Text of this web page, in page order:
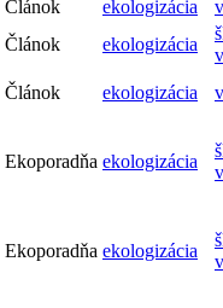
Článok ekologizácia
Článok ekologizácia
Článok ekologizácia
Ekoporadňa ekologizácia
Ekoporadňa ekologizácia